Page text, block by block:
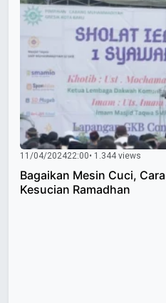
11/04/202422:00• 1.344 views
Bagaikan Mesin Cuci,
Kesucian Ramadhan